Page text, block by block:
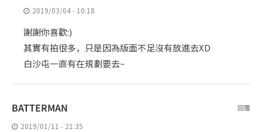
2019/03/04 - 10:18
謝謝你喜歡:)
其實有拍很多，只是因為版面不足沒有放進去XD
白沙屯一直有在規劃要去~
BATTERMAN
2019/01/11 - 21:35
回覆